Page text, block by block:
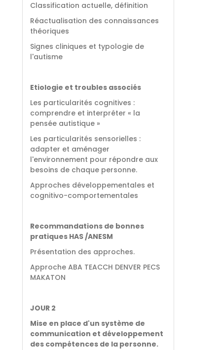
Classification actuelle, définition
Réactualisation des connaissances
théoriques
Signes cliniques et typologie de
l'autisme
Etiologie et troubles associés
Les particularités cognitives :
comprendre et interpréter « la
pensée autistique »
Les particularités sensorielles :
adapter et aménager
l'environnement pour répondre aux
besoins de chaque personne.
Approches développementales et
cognitivo-comportementales
Recommandations de bonnes
pratiques HAS /ANESM
Présentation des approches.
Approche ABA TEACCH DENVER PECS
MAKATON
JOUR 2
Mise en place d'un système de
communication et développement
des compétences de la personne.